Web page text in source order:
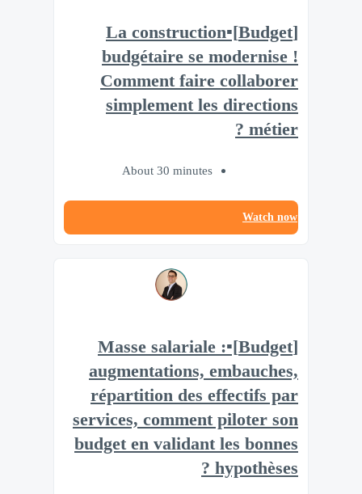
[Budget]▪️La construction
budgétaire se modernise !
Comment faire collaborer
simplement les directions
métier ?
About 30 minutes
Watch now
[Budget]▪️Masse salariale :
augmentations, embauches,
répartition des effectifs par
services, comment piloter son
budget en validant les bonnes
hypothèses ?